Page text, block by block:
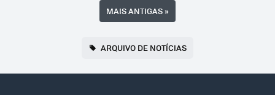
MAIS ANTIGAS»
ARQUIVO DE NOTÍCIAS